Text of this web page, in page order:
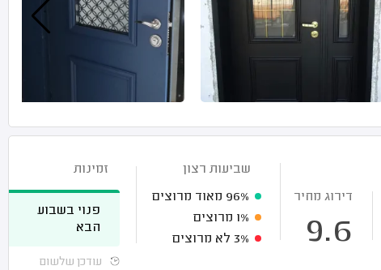
דירוג מחיר
9.6
שביעות רצון
96% מאוד מרוצים
1% מרוצים
3% לא מרוצים
זמינות
פנוי בשבוע
הבא
עודכן שלשום